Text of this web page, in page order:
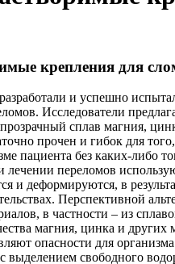
крепления для
и успешно
Исследователи
сплав магния,
прочен и гибок для
пациента без каких-либо
лечении переломов
и деформируются, в
Перспективной
в частности – из
магния, цинка и
опасности для
выделением свободного